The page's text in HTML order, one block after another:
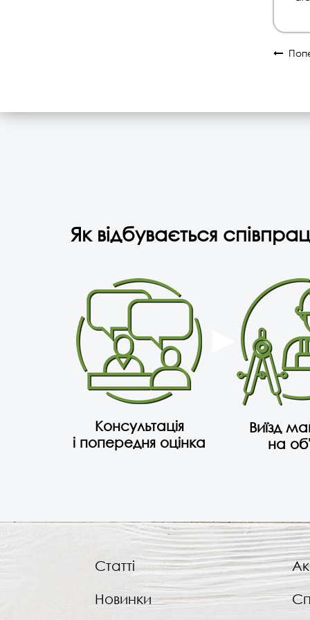
Як відбувається
Консультація
і попередня оцінка
Виїзд
на
Статті
Новинки